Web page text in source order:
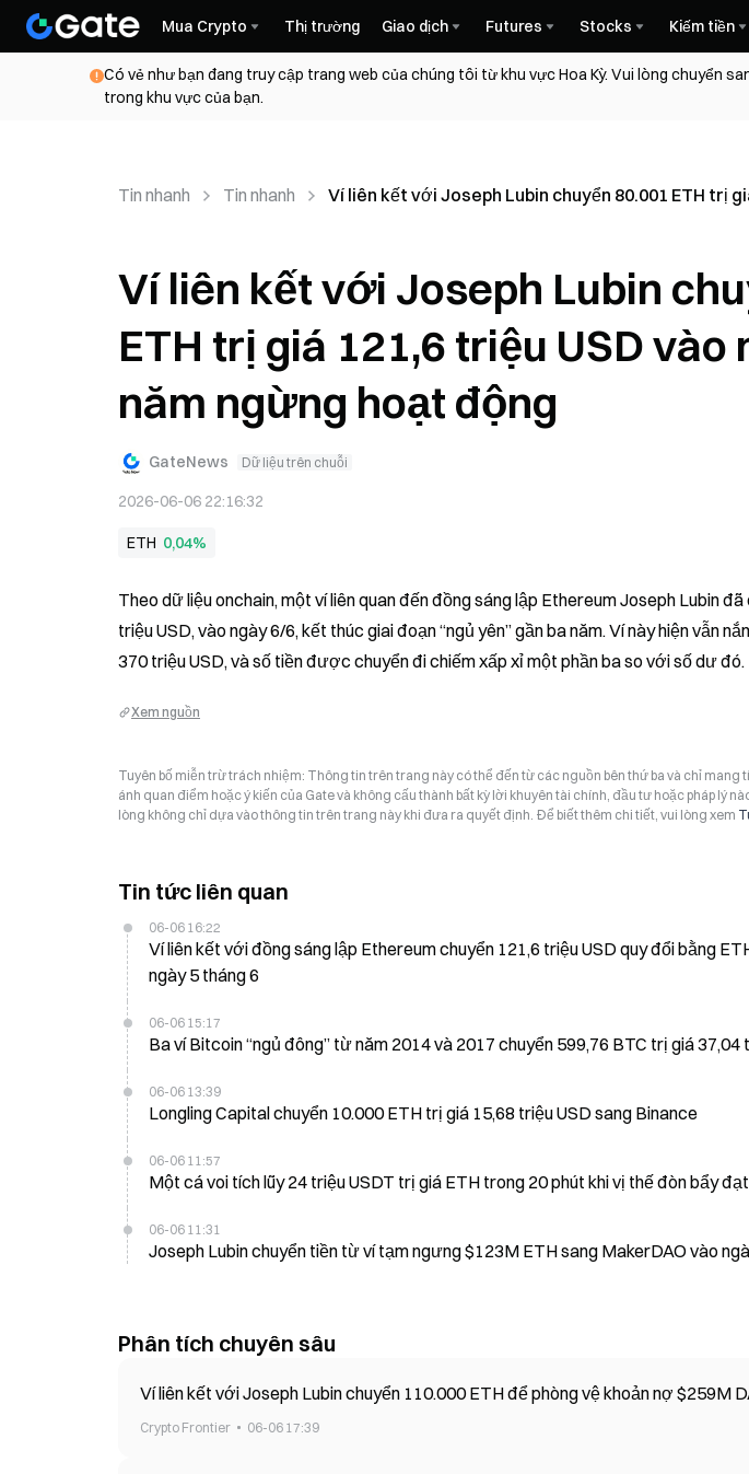
Mua Crypto Thị trường Giao dịch Futures Stocks Kiếm tiền
Có vẻ như bạn đang truy cập trang web của chúng tôi từ khu vực Hoa Kỳ. Vui lòng chuyển
trong khu vực của bạn.
Tin nhanh Tin nhanh Ví liên kết với Joseph Lubin chuyển 80.001 ETH trị
Ví liên kết với Joseph Lubin
ETH trị giá 121,6 triệu USD vào
năm ngừng hoạt động
GateNews Dữ liệu trên chuỗi
2026-06-06 22:16:32
ETH 0,04%
Theo dữ liệu onchain, một ví liên quan đến đồng sáng lập Ethereum Joseph Lubin
triệu USD, vào ngày 6/6, kết thúc giai đoạn “ngủ yên” gần ba năm. Ví này hiện vẫn
370 triệu USD, và số tiền được chuyển đi chiếm xấp xỉ một phần ba so với số dư đó.
Xem nguồn
Tuyên bố miễn trừ trách nhiệm: Thông tin trên trang này có thể đến từ các nguồn bên thứ ba và chỉ mang
ánh quan điểm hoặc ý kiến của Gate và không cấu thành bất kỳ lời khuyên tài chính, đầu tư hoặc pháp lý
lòng không chỉ dựa vào thông tin trên trang này khi đưa ra quyết định. Để biết thêm chi tiết, vui lòng xem
Tin tức liên quan
06-06 16:22
Ví liên kết với đồng sáng lập Ethereum chuyển 121,6 triệu USD quy đổi bằng
ngày 5 tháng 6
06-06 15:17
Ba ví Bitcoin “ngủ đông” từ năm 2014 và 2017 chuyển 599,76 BTC trị giá 37,04
06-06 13:39
Longling Capital chuyển 10.000 ETH trị giá 15,68 triệu USD sang Binance
06-06 11:57
Một cá voi tích lũy 24 triệu USDT trị giá ETH trong 20 phút khi vị thế đòn bẩy
06-06 11:31
Joseph Lubin chuyển tiền từ ví tạm ngưng $123M ETH sang MakerDAO vào
Phân tích chuyên sâu
Ví liên kết với Joseph Lubin chuyển 110.000 ETH để phòng vệ khoản nợ $259M
Crypto Frontier 06-06 17:39